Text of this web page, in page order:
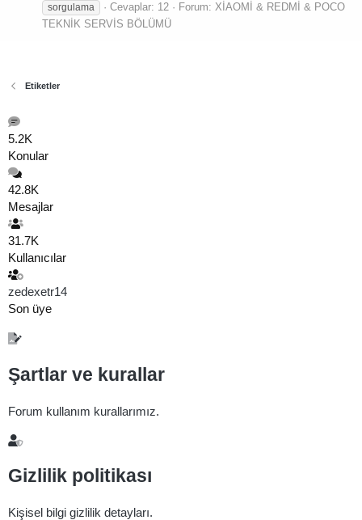
sorgulama
Cevaplar: 12 Forum: XİAOMİ & REDMİ & POCO
TEKNİK SERVİS BÖLÜMÜ
Etiketler
5.2K
Konular
42.8K
Mesajlar
31.7K
Kullanıcılar
zedexetr14
Son üye
Şartlar ve kurallar
Forum kullanım kurallarımız.
Gizlilik politikası
Kişisel bilgi gizlilik detayları.